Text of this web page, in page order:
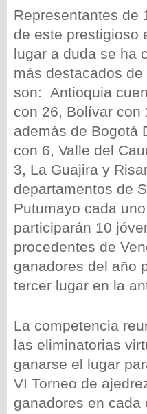
Representantes de
de este prestigioso
lugar a duda se ha
más destacados
son: Antioquia
con 26, Bolívar con
además de Bogotá
con 6, Valle del
3, La Guajira y
departamentos de
Putumayo cada
participarán 10
procedentes de
ganadores del año
tercer lugar en la
La competencia
las eliminatorias
ganarse el lugar
VI Torneo de
ganadores en